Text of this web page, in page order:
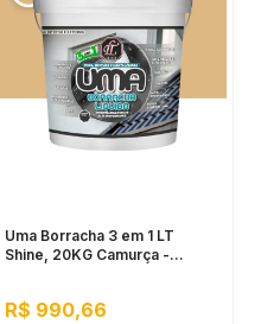
Uma Borracha 3 em 1 LT
Shine, 20KG Camurça -
R$ 990,66